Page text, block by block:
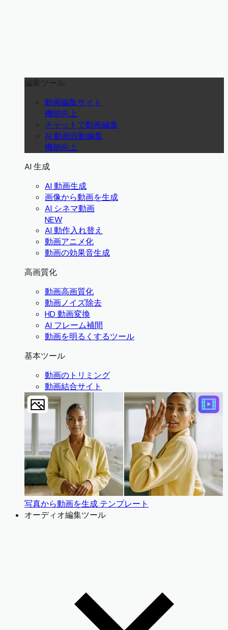
編集ツール
動画編集サイト
機能向上
チャットで動画編集
AI 動画自動編集
機能向上
AI 生成
AI 動画生成
画像から動画を生成
AI シネマ動画
NEW
AI 動作入れ替え
動画アニメ化
動画の効果音生成
高画質化
動画高画質化
動画ノイズ除去
HD 動画変換
AI フレーム補間
動画を明るくするツール
基本ツール
動画のトリミング
動画結合サイト
写真から動画を生成 テンプレート
オーディオ編集ツール